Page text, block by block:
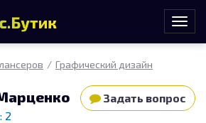
Графический дизайн
Задать вопрос
2